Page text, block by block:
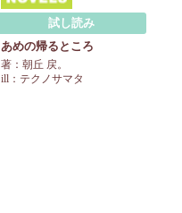
試し読み
あめの帰るところ
著：朝丘 戻。
ill：テクノサマタ